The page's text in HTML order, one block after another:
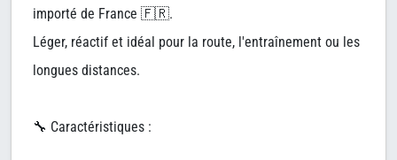
importé de France 🇫🇷.
Léger, réactif et idéal pour la route, l'entraînement ou les
longues distances.
🔧 Caractéristiques :